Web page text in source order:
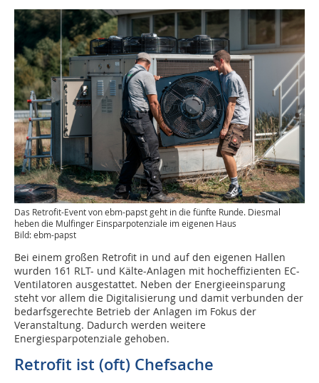
Das Retrofit-Event von ebm-papst geht in die fünfte Runde. Diesmal
heben die Mulfinger Einsparpotenziale im eigenen Haus
Bild: ebm-papst
Bei einem großen Retrofit in und auf den eigenen Hallen
wurden 161 RLT- und Kälte-Anlagen mit hocheffizienten EC-
Ventilatoren ausgestattet. Neben der Energieeinsparung
steht vor allem die Digitalisierung und damit verbunden der
bedarfsgerechte Betrieb der Anlagen im Fokus der
Veranstaltung. Dadurch werden weitere
Energiesparpotenziale gehoben.
Retrofit ist (oft) Chefsache